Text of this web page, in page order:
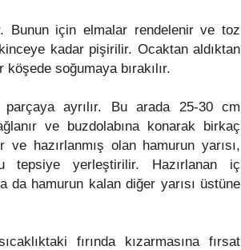
Bunun için elmalar rendelenir ve toz
kadar pişirilir. Ocaktan aldıktan
soğumaya bırakılır.
ayrılır. Bu arada 25-30 cm
ve buzdolabına konarak birkaç
hazırlanmış olan hamurun yarısı,
tepsiye yerleştirilir. Hazırlanan iç
da hamurun kalan diğer yarısı üstüne
fırında kızarmasına fırsat